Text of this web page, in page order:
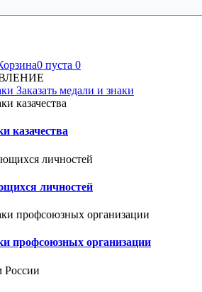
0 пуста 0
Заказать медали и знаки
казачества
личностей
профсоюзных организации